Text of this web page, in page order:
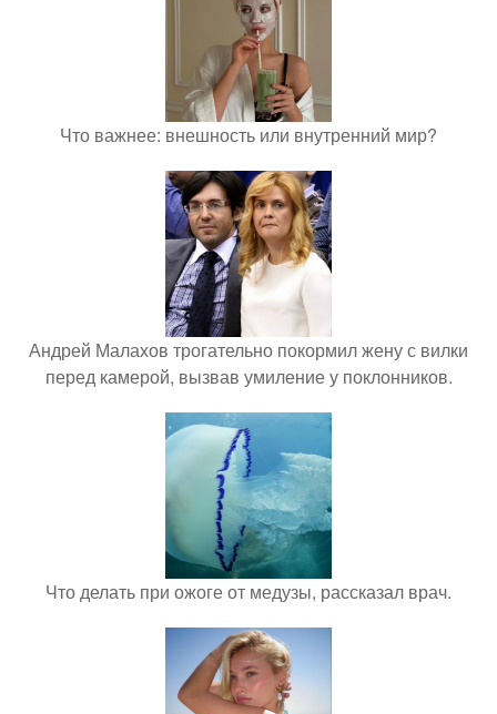
Что важнее: внешность или внутренний мир?
Андрей Малахов трогательно покормил жену с вилки
перед камерой, вызвав умиление у поклонников.
Что делать при ожоге от медузы, рассказал врач.